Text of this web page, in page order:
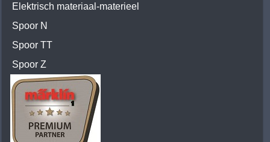
Elektrisch materiaal-materieel
Spoor N
Spoor TT
Spoor Z